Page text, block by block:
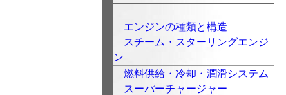
エンジンの種類と構造
スチーム・スターリングエンジ
ン
燃料供給・冷却・潤滑システム
スーパーチャージャー